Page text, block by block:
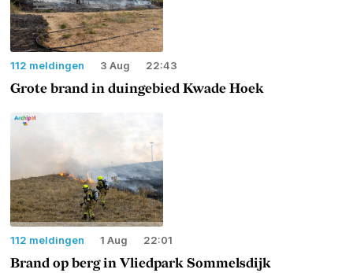
112 meldingen 3 Aug 22:43
Grote brand in duingebied Kwade Hoek
112 meldingen 1 Aug 22:01
Brand op berg in Vliedpark Sommelsdijk